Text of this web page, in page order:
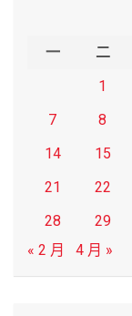
一 二
1
7
8
14
15
21
22
28
29
« 2 月
4 月 »